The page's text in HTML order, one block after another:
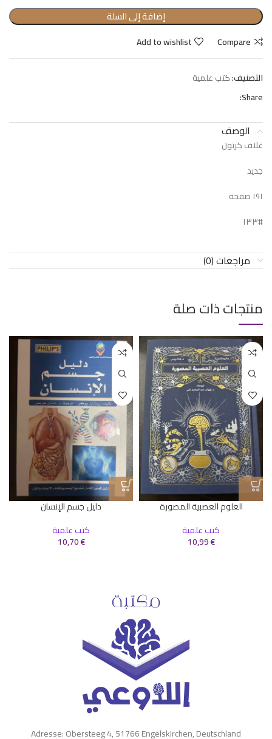
إضافة إلى السلة
Compare
Add to wishlist
التصنيف:كتب علمية
Share:
الوصف
غلاف كرتون
جديد
١٩١ صفحة
#١٣٣
مراجعات (0)
منتجات ذات صلة
العلوم العصبية المصورة
كتب علمية
10,99€
دليل جسم الإنسان
كتب علمية
10,70€
Adresse: Obersteeg 4, 51766 Engelskirchen, Deutschland